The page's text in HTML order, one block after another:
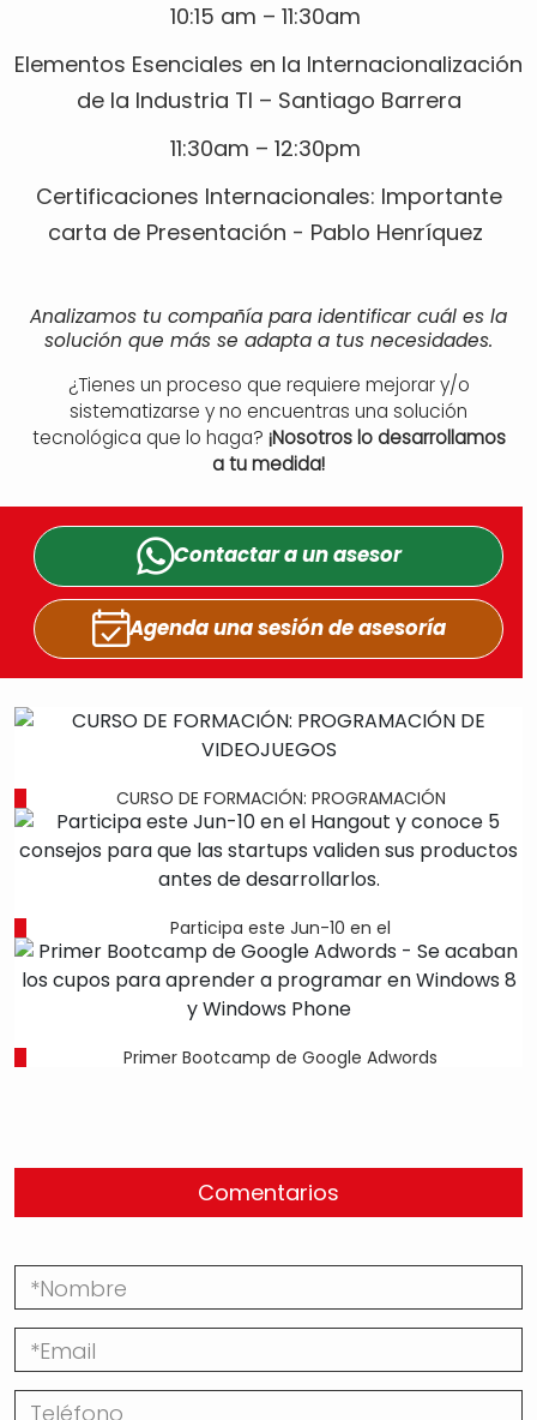
10:15 am – 11:30am
Elementos Esenciales en la Internacionalización
de la Industria TI – Santiago Barrera
11:30am – 12:30pm
Certificaciones Internacionales: Importante
carta de Presentación - Pablo Henríquez
Analizamos tu compañía para identificar cuál es la
solución que más se adapta a tus necesidades.
¿Tienes un proceso que requiere mejorar y/o
sistematizarse y no encuentras una solución
tecnológica que lo haga? ¡Nosotros lo desarrollamos
a tu medida!
Contactar a unasesor
Agenda una sesiónde asesoría
CURSO DE FORMACIÓN: PROGRAMACIÓN
Participa este Jun-10 en el
Primer Bootcamp de Google Adwords
Comentarios